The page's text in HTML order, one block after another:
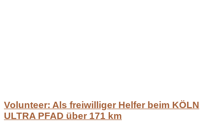
Volunteer: Als freiwilliger Helfer beim KÖLN
ULTRA PFAD über 171 km